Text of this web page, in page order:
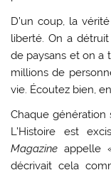
D’un coup, la
liberté. On a
de paysans et on a
millions de
vie. Écoutez bien,
Chaque génération
L’Histoire est
Magazine appelle
décrivait cela